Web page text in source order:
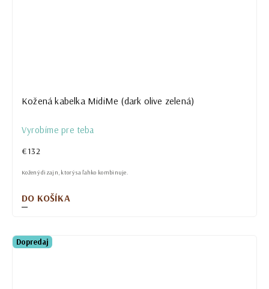
Kožená kabelka MidiMe (dark olive zelená)
Vyrobíme pre teba
€132
DO KOŠÍKA
Kožený dizajn, ktorý sa ľahko kombinuje.
Dopredaj